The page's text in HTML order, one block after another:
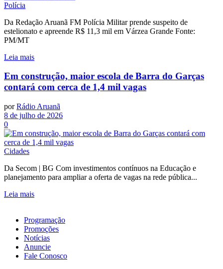
Polícia
Da Redação Aruanã FM Polícia Militar prende suspeito de
estelionato e apreende R$ 11,3 mil em Várzea Grande Fonte:
PM/MT
Leia mais
Em construção, maior escola de Barra do Garças
contará com cerca de 1,4 mil vagas
por Rádio Aruanã
8 de julho de 2026
0
Cidades
Da Secom | BG Com investimentos contínuos na Educação e
planejamento para ampliar a oferta de vagas na rede pública...
Leia mais
Programação
Promoções
Notícias
Anuncie
Fale Conosco